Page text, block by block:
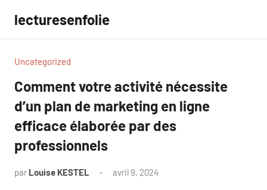
contenu
lecturesenfolie
Uncategorized
Comment votre activité nécessite
d’un plan de marketing en ligne
efficace élaborée par des
professionnels
par Louise KESTEL avril 9, 2024